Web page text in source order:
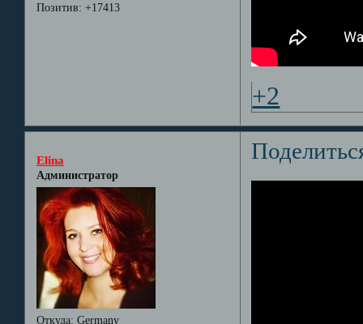
Позитив: +17413
+2
Elina
Администратор
Откуда: Germany